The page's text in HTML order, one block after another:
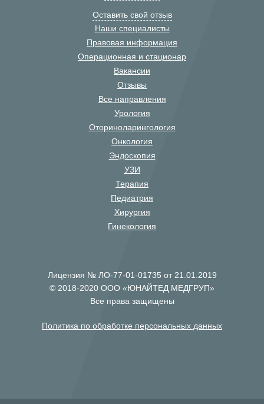
Оставить свой отзыв
Наши специалисты
Правовая информация
Операционная и стационар
Вакансии
Отзывы
Все направления
Урология
Оториноларингология
Онкология
Эндоскопия
УЗИ
Терапия
Педиатрия
Хирургия
Гинекология
Лицензия № ЛО-77-01-01735 от 21.01.2019
© 2018-2020 ООО «ЮНАЙТЕД МЕДГРУП»
Все права защищены
Политика по обработке персональных данных